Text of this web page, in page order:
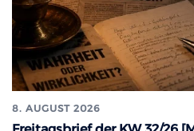
8. AUGUST 2026